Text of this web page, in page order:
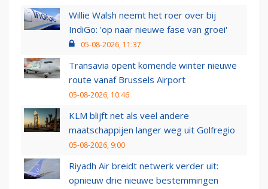
Willie Walsh neemt het roer over bij
IndiGo: 'op naar nieuwe fase van groei'
05-08-2026, 11:37
Transavia opent komende winter nieuwe
route vanaf Brussels Airport
05-08-2026, 10:46
KLM blijft net als veel andere
maatschappijen langer weg uit Golfregio
05-08-2026, 9:00
Riyadh Air breidt netwerk verder uit:
opnieuw drie nieuwe bestemmingen